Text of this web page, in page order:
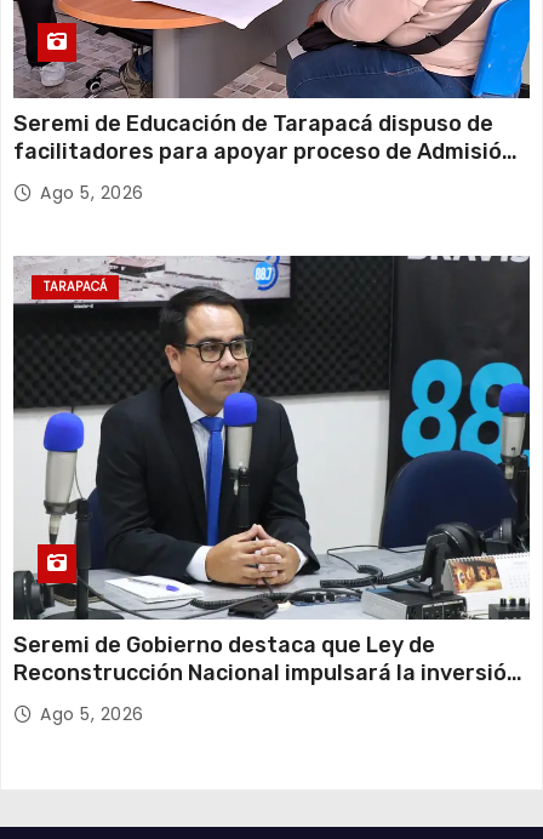
Seremi de Educación de Tarapacá dispuso de
facilitadores para apoyar proceso de Admisión
Escolar 2027
Ago 5, 2026
TARAPACÁ
Seremi de Gobierno destaca que Ley de
Reconstrucción Nacional impulsará la inversión
y el empleo en Tarapacá
Ago 5, 2026